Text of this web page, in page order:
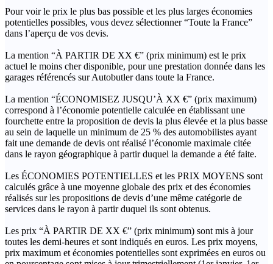
Pour voir le prix le plus bas possible et les plus larges économies
potentielles possibles, vous devez sélectionner “Toute la France”
dans l’aperçu de vos devis.
La mention “À PARTIR DE XX €” (prix minimum) est le prix
actuel le moins cher disponible, pour une prestation donnée dans les
garages référencés sur Autobutler dans toute la France.
La mention “ÉCONOMISEZ JUSQU’À XX €” (prix maximum)
correspond à l’économie potentielle calculée en établissant une
fourchette entre la proposition de devis la plus élevée et la plus basse
au sein de laquelle un minimum de 25 % des automobilistes ayant
fait une demande de devis ont réalisé l’économie maximale citée
dans le rayon géographique à partir duquel la demande a été faite.
Les ÉCONOMIES POTENTIELLES et les PRIX MOYENS sont
calculés grâce à une moyenne globale des prix et des économies
réalisés sur les propositions de devis d’une même catégorie de
services dans le rayon à partir duquel ils sont obtenus.
Les prix “À PARTIR DE XX €” (prix minimum) sont mis à jour
toutes les demi-heures et sont indiqués en euros. Les prix moyens,
prix maximum et économies potentielles sont exprimées en euros ou